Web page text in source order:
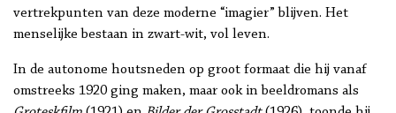
vertrekpunten van deze moderne “imagier” blijven. Het
menselijke bestaan in zwart-wit, vol leven.
In de autonome houtsneden op groot formaat die hij vanaf
omstreeks 1920 ging maken, maar ook in beeldromans als